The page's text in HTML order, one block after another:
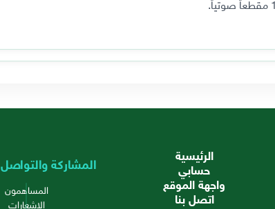
الرئيسية
حسابي
واجهة الموقع
اتصل بنا
المشاركة والتواصل
المساهمون
الإشعارات